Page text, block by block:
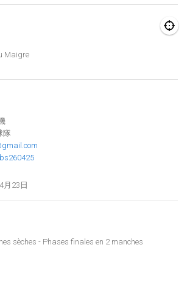
Maigre
隊
月23日
sèches - Phases finales en 2 manches
- Lesfous Dubâtonvaigeois
tardives
|
|法國
Indoor